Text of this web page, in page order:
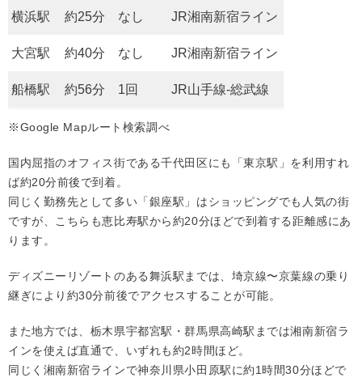
横浜駅 約25分 なし JR湘南新宿ライン
大宮駅 約40分 なし JR湘南新宿ライン
船橋駅 約56分 1回 JR山手線-総武線
※Google Mapルート検索調べ
国内屈指のオフィス街である千代田区にも「東京駅」を利用すれ
ば約20分前後で到着。
同じく勤務先として多い「銀座駅」はショッピングでも人気の街
ですが、こちらも恵比寿駅から約20分ほどで到着する距離感にあ
ります。
ディズニーリゾートのある舞浜駅までは、埼京線〜京葉線の乗り
継ぎにより約30分前後でアクセスすることが可能。
また地方では、栃木県宇都宮駅・群馬県高崎駅までは湘南新宿ラ
インを使えば直通で、いずれも約2時間ほど。
同じく湘南新宿ラインで神奈川県小田原駅に約1時間30分ほどで